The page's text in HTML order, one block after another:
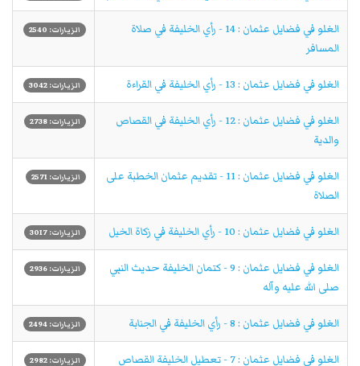
الغلو في فضايل عثمان : 14 - رأي الخليفة في صلاة
المسافر
الزيارات: 2540
الغلو في فضايل عثمان : 13 - رأي الخليفة في القراءة الزيارات: 3042
الغلو في فضايل عثمان : 12 - رأي الخليفة في القصاص
والدية
الزيارات: 2738
الغلو في فضايل عثمان : 11 - تقديم عثمان الخطبة على
الصلاة
الزيارات: 2571
الغلو في فضايل عثمان : 10 - رأي الخليفة في زكاة الخيل الزيارات: 3017
الغلو في فضايل عثمان : 9 - كتمان الخليفة حديث النبي
صلى الله عليه وآله
الزيارات: 2936
الغلو في فضايل عثمان : 8 - رأي الخليفة في الجنابة الزيارات: 2494
الغلو في فضايل عثمان : 7 - تعطيل الخليفة القصاص الزيارات: 2982